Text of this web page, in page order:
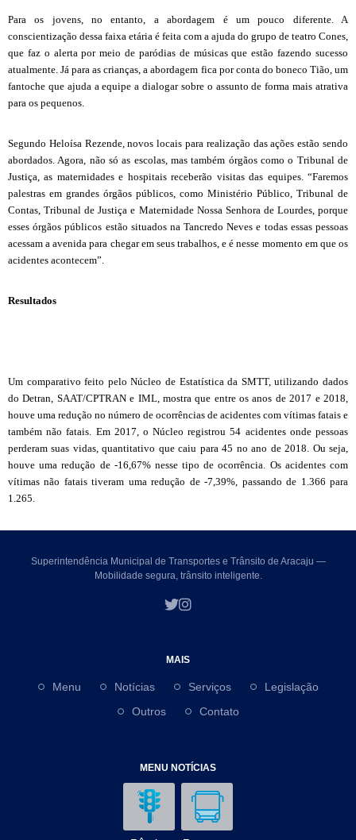
Para os jovens, no entanto, a abordagem é um pouco diferente. A
conscientização dessa faixa etária é feita com a ajuda do grupo de teatro Cones,
que faz o alerta por meio de paródias de músicas que estão fazendo sucesso
atualmente. Já para as crianças, a abordagem fica por conta do boneco Tião, um
fantoche que ajuda a equipe a dialogar sobre o assunto de forma mais atrativa
para os pequenos.
Segundo Heloísa Rezende, novos locais para realização das ações estão sendo
abordados. Agora, não só as escolas, mas também órgãos como o Tribunal de
Justiça, as maternidades e hospitais receberão visitas das equipes. “Faremos
palestras em grandes órgãos públicos, como Ministério Público, Tribunal de
Contas, Tribunal de Justiça e Maternidade Nossa Senhora de Lourdes, porque
esses órgãos públicos estão situados na Tancredo Neves e todas essas pessoas
acessam a avenida para chegar em seus trabalhos, e é nesse momento em que os
acidentes acontecem”.
Resultados
Um comparativo feito pelo Núcleo de Estatística da SMTT, utilizando dados
do Detran, SAAT/CPTRAN e IML, mostra que entre os anos de 2017 e 2018,
houve uma redução no número de ocorrências de acidentes com vítimas fatais e
também não fatais. Em 2017, o Núcleo registrou 54 acidentes onde pessoas
perderam suas vidas, quantitativo que caiu para 45 no ano de 2018. Ou seja,
houve uma redução de -16,67% nesse tipo de ocorrência. Os acidentes com
vítimas não fatais tiveram uma redução de -7,39%, passando de 1.366 para
1.265.
Superintendência Municipal de Transportes e Trânsito de Aracaju —
Mobilidade segura, trânsito inteligente.
MAIS
Menu Notícias Serviços
Legislação
Outros
Contato
MENU NOTÍCIAS